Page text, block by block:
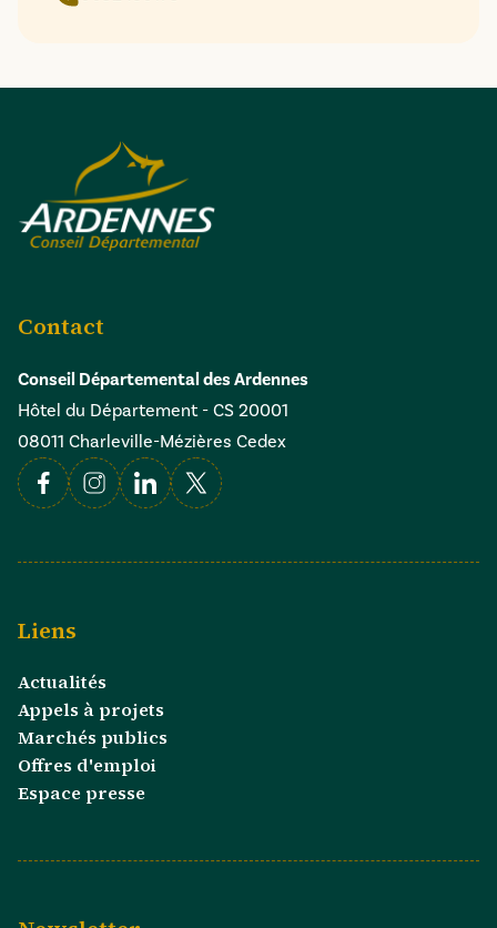
Contact
Conseil Départemental des Ardennes
Hôtel du Département - CS 20001
08011 Charleville-Mézières Cedex
FacebookInstagramLinkedin
X
Liens
Actualités
Appels à projets
Marchés publics
Offres d'emploi
Espace presse